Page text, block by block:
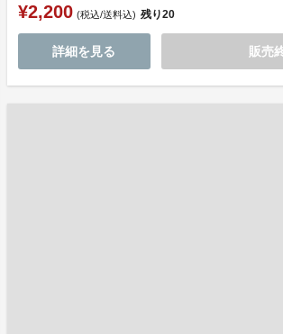
¥2,200 (税込/送料込) 残り20
詳細を見る 販売